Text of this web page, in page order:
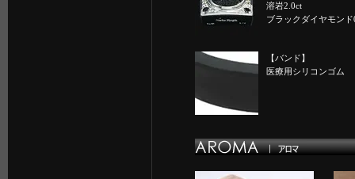
溶岩2.0ct
ブラックダイヤモン
【バンド】
医療用シリコンゴム